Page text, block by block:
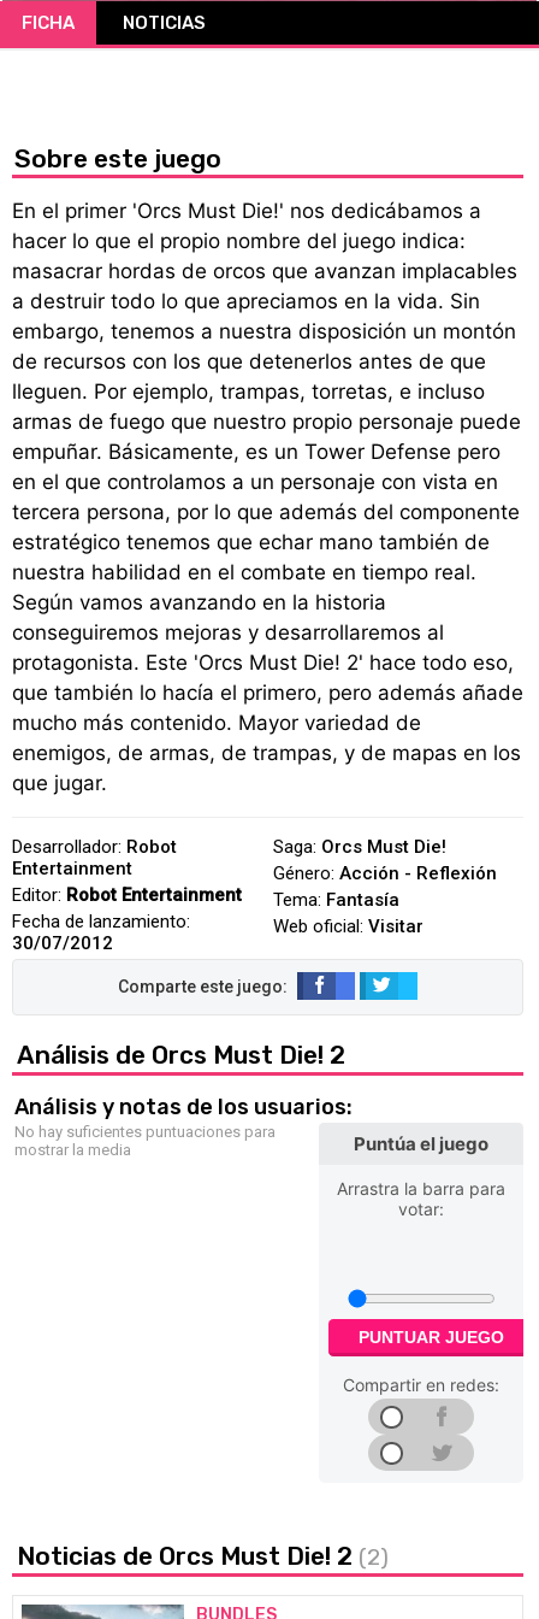
FICHA NOTICIAS
Sobre este juego
En el primer 'Orcs Must Die!' nos dedicábamos a
hacer lo que el propio nombre del juego indica:
masacrar hordas de orcos que avanzan implacables
a destruir todo lo que apreciamos en la vida. Sin
embargo, tenemos a nuestra disposición un montón
de recursos con los que detenerlos antes de que
lleguen. Por ejemplo, trampas, torretas, e incluso
armas de fuego que nuestro propio personaje puede
empuñar. Básicamente, es un Tower Defense pero
en el que controlamos a un personaje con vista en
tercera persona, por lo que además del componente
estratégico tenemos que echar mano también de
nuestra habilidad en el combate en tiempo real.
Según vamos avanzando en la historia
conseguiremos mejoras y desarrollaremos al
protagonista. Este 'Orcs Must Die! 2' hace todo eso,
que también lo hacía el primero, pero además añade
mucho más contenido. Mayor variedad de
enemigos, de armas, de trampas, y de mapas en los
que jugar.
Desarrollador: Robot
Entertainment
Editor: Robot Entertainment
Fecha de lanzamiento:
30/07/2012
Saga: Orcs Must Die!
Género: Acción - Reflexión
Tema: Fantasía
Web oficial: Visitar
Análisis de Orcs Must Die! 2
Análisis y notas de los usuarios:
No hay suficientes puntuaciones para
mostrar la media
Puntúa el juego
Arrastra la barra para
votar:
PUNTUAR JUEGO
Compartir en redes:
Noticias de Orcs Must Die! 2 (2)
BUNDLES